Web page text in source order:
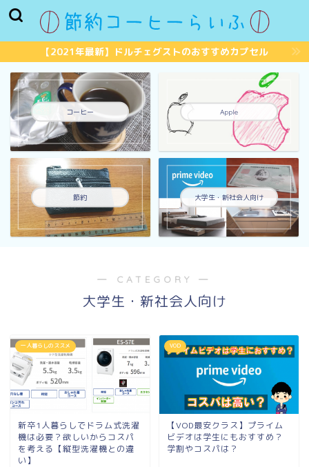
【2021年最新】ドルチェグストのおすすめカプセル
コーヒー Apple
節約 大学生・新社会人向け
― CATEGORY ―
大学生・新社会人向け
一人暮らしのススメ
新卒1人暮らしでドラム式洗濯
機は必要？欲しいからコスパ
を考える【縦型洗濯機との違
い】
VOD
【VOD最安クラス】プライム
ビデオは学生にもおすすめ？
学割やコスパは？